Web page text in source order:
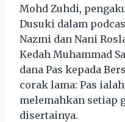
Mohd Zuhdi,
Dusuki dalam
Nazmi dan Nani
Kedah Muhammad
dana Pas kepada
corak lama: Pas
melemahkan setiap
disertainya.